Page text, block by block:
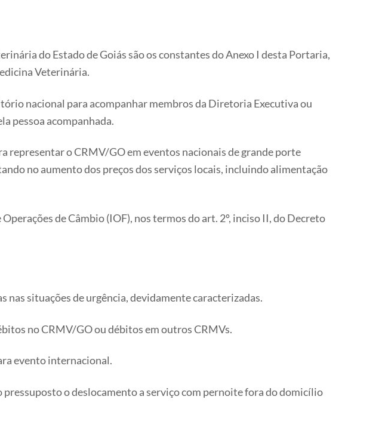
do Estado de Goiás são os constantes do Anexo I desta Portaria,
Veterinária.
nacional para acompanhar membros da Diretoria Executiva ou
pessoa acompanhada.
representar o CRMV/GO em eventos nacionais de grande porte
no aumento dos preços dos serviços locais, incluindo alimentação
de Câmbio (IOF), nos termos do art. 2º, inciso II, do Decreto
nas situações de urgência, devidamente caracterizadas.
no CRMV/GO ou débitos em outros CRMVs.
evento internacional.
o deslocamento a serviço com pernoite fora do domicílio